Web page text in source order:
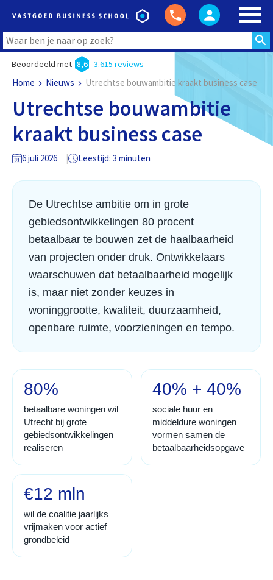
Beoordeeld met 8,6 3.615 reviews
Home Nieuws Utrechtse bouwambitie kraakt business case
Utrechtse bouwambitie
kraakt business case
6 juli 2026 Leestijd: 3 minuten
De Utrechtse ambitie om in grote
gebiedsontwikkelingen 80 procent
betaalbaar te bouwen zet de haalbaarheid
van projecten onder druk. Ontwikkelaars
waarschuwen dat betaalbaarheid mogelijk
is, maar niet zonder keuzes in
woninggrootte, kwaliteit, duurzaamheid,
openbare ruimte, voorzieningen en tempo.
80%
betaalbare woningen wil
Utrecht bij grote
gebiedsontwikkelingen
realiseren
40% + 40%
sociale huur en
middeldure woningen
vormen samen de
betaalbaarheidsopgave
€12 mln
wil de coalitie jaarlijks
vrijmaken voor actief
grondbeleid